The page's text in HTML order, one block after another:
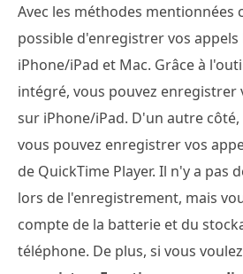
Avec les méthodes mentionnées
possible d'enregistrer vos
iPhone/iPad et Mac. Grâce à
intégré, vous pouvez enregistrer
sur iPhone/iPad. D'un autre
vous pouvez enregistrer vos
de QuickTime Player. Il n'y a pas
lors de l'enregistrement, mais
compte de la batterie et du
téléphone. De plus, si vous